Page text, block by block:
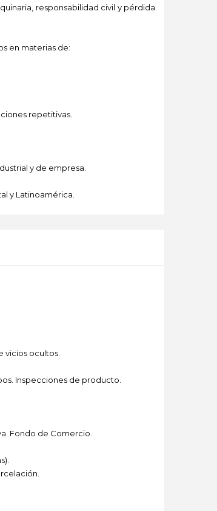
responsabilidad civil y pérdida
en materias de:
repetitivas.
y de empresa.
y Latinoamérica.
vicios ocultos.
Inspecciones de producto.
Fondo de Comercio.